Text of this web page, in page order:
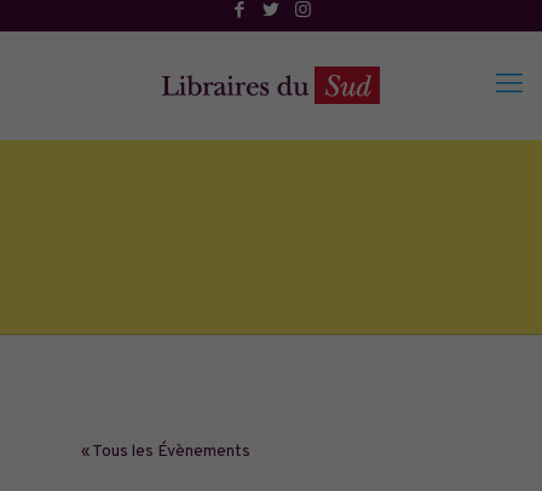
« Tous les Évènements